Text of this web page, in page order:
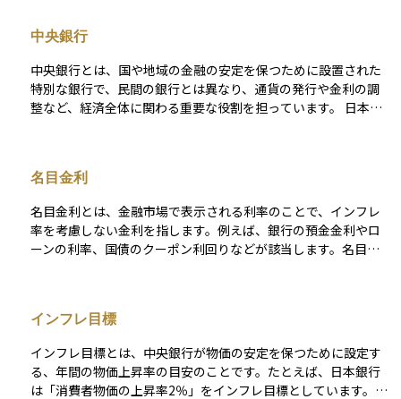
うえで最も効果的な投資選択を行うことができます。また、中
利用し、経済成長や物価安定の目標を支えるための政策利率を
調整する際の参考にします。 実質金利の動向は経済全体の健全
性を示すバロメーターともなり、経済の過熱や不況のサインを
があり、発行から利払いまで概ね３か月遅れて反映されるた
め、急激なインフレ局面では追随がやや遅れます。 税制上は名
目利息に加え、元本調整で増えた分も利子所得として課税され
るため、実質利回りより手取り利回りが低くなる傾向がありま
す。また日本の物価連動国債市場は発行量が少なく流動性が限
イーブン・インフレ率を確認し、市場が織り込むインフレ期待
段である一方、指数ラグや流動性、税務コストも踏まえ、ポー
トフォリオ全体の資産配分を検討することが大切です。
中央銀行
中央銀行とは、国や地域の金融の安定を保つために設置された
特別な銀行で、民間の銀行とは異なり、通貨の発行や金利の調
整など、経済全体に関わる重要な役割を担っています。 日本で
も、中央銀行の発表する政策金利や金融緩和・引き締めの方針
は、株式市場や為替、債券の価格に大きな影響を与えるため、
その動向を注視することがとても重要です。
名目金利
名目金利とは、金融市場で表示される利率のことで、インフレ
率を考慮しない金利を指します。例えば、銀行の預金金利やロ
ーンの利率、国債のクーポン利回りなどが該当します。名目金
化を示します。例えば、名目金利が5%でインフレ率が3%の場
合、実質金利は2%となります。インフレが高いと、名目金利が
高くても実質的な利回りは低くなるため、投資や貯蓄の意思決
定に影響を与えます。 したがって、名目金利だけでなく、実質
インフレ目標
インフレ目標とは、中央銀行が物価の安定を保つために設定す
る、年間の物価上昇率の目安のことです。たとえば、日本銀行
は「消費者物価の上昇率2％」をインフレ目標としています。